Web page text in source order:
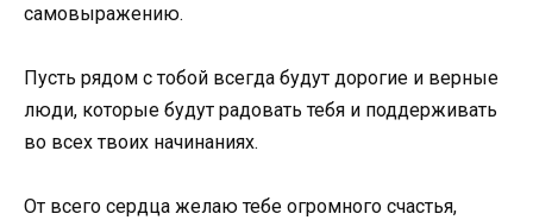
самовыражению.
Пусть рядом с тобой всегда будут дорогие и верные
люди, которые будут радовать тебя и поддерживать
во всех твоих начинаниях.
От всего сердца желаю тебе огромного счастья,